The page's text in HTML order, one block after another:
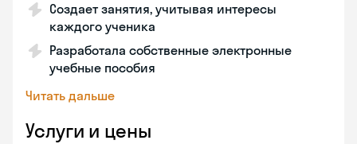
Создает занятия, учитывая интересы
каждого ученика
Разработала собственные электронные
учебные пособия
Читать дальше
Услуги и цены